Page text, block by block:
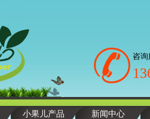
咨
小果儿产品 新闻中心